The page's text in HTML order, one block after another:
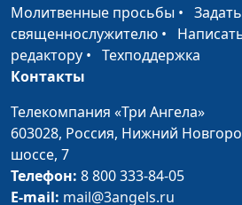
магистр
Иисус и грешница
магистр
Притчи о потерянных
Евгений
Молитвенные просьбы •
священнослужителю •
редактору • Техподдержка
Контакты
Телекомпания «Три Ангела»
603028, Россия, Нижний
шоссе, 7
Телефон: 8 800 333-84-05
E-mail: mail@3angels.ru